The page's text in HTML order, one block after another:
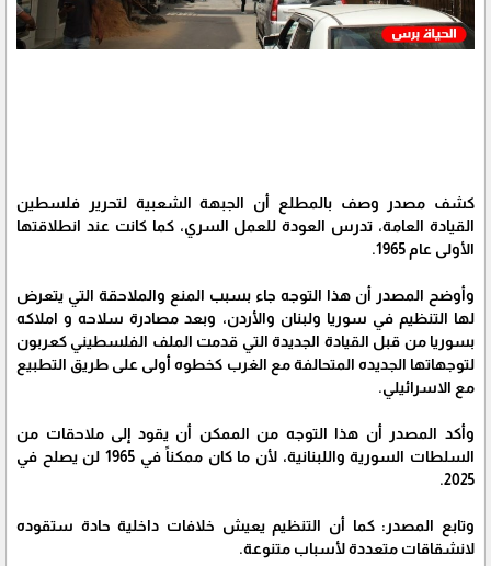
كشف مصدر وصف بالمطلع أن الجبهة الشعبية لتحرير فلسطين
القيادة العامة، تدرس العودة للعمل السري، كما كانت عند انطلاقتها
الأولى عام 1965.
وأوضح المصدر أن هذا التوجه جاء بسبب المنع والملاحقة التي يتعرض
لها التنظيم في سوريا ولبنان والأردن، وبعد مصادرة سلاحه و املاكه
بسوريا من قبل القيادة الجديدة التي قدمت الملف الفلسطيني كعربون
لتوجهاتها الجديده المتحالفة مع الغرب كخطوه أولى على طريق التطبيع
مع الاسرائيلي.
وأكد المصدر أن هذا التوجه من الممكن أن يقود إلى ملاحقات من
السلطات السورية واللبنانية، لأن ما كان ممكناً في 1965 لن يصلح في
2025.
وتابع المصدر: كما أن التنظيم يعيش خلافات داخلية حادة ستقوده
لانشقاقات متعددة لأسباب متنوعة.